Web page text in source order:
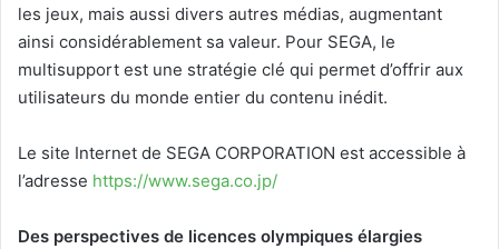
les jeux, mais aussi divers autres médias, augmentant
ainsi considérablement sa valeur. Pour SEGA, le
multisupport est une stratégie clé qui permet d’offrir aux
utilisateurs du monde entier du contenu inédit.
Le site Internet de SEGA CORPORATION est accessible à
l’adresse https://www.sega.co.jp/
Des perspectives de licences olympiques élargies